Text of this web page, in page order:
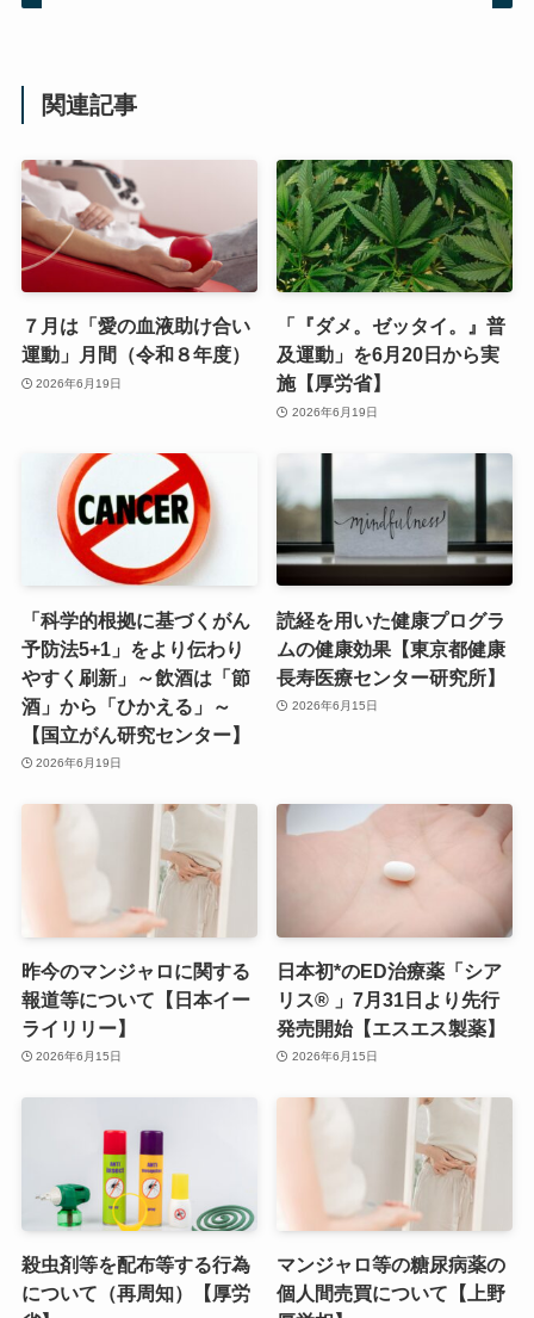
関連記事
７月は「愛の血液助け合い
運動」月間（令和８年度）
2026年6月19日
「『ダメ。ゼッタイ。』普
及運動」を6月20日から実
施【厚労省】
2026年6月19日
「科学的根拠に基づくがん
予防法5+1」をより伝わり
やすく刷新」～飲酒は「節
酒」から「ひかえる」～
【国立がん研究センター】
2026年6月19日
読経を用いた健康プログラ
ムの健康効果【東京都健康
長寿医療センター研究所】
2026年6月15日
昨今のマンジャロに関する
報道等について【日本イー
ライリリー】
2026年6月15日
日本初*のED治療薬「シア
リス® 」7月31日より先行
発売開始【エスエス製薬】
2026年6月15日
殺虫剤等を配布等する行為
について（再周知）【厚労
マンジャロ等の糖尿病薬の
個人間売買について【上野